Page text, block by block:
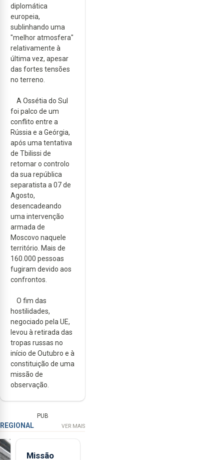
diplomática
europeia,
sublinhando uma
"melhor atmosfera"
relativamente à
última vez, apesar
das fortes tensões
no terreno.
A Ossétia do Sul
foi palco de um
conflito entre a
Rússia e a Geórgia,
após uma tentativa
de Tbilissi de
retomar o controlo
da sua república
separatista a 07 de
Agosto,
desencadeando
uma intervenção
armada de
Moscovo naquele
território. Mais de
160.000 pessoas
fugiram devido aos
confrontos.
O fim das
hostilidades,
negociado pela UE,
levou à retirada das
tropas russas no
início de Outubro e à
constituição de uma
missão de
observação.
PUB
REGIONAL VER MAIS
Missão